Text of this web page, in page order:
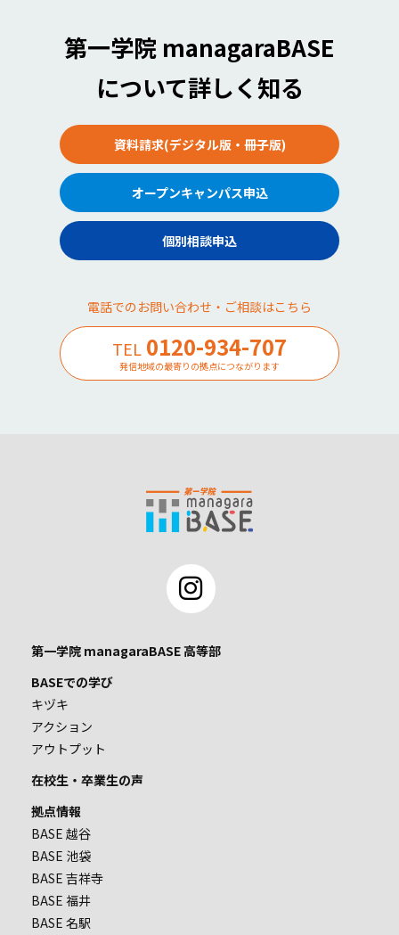
第一学院 managaraBASE
について詳しく知る
資料請求(デジタル版・冊子版)
オープンキャンパス申込
個別相談申込
電話でのお問い合わせ・ご相談はこちら
TEL 0120-934-707
発信地域の最寄りの拠点につながります
第一学院 managaraBASE 高等部
BASEでの学び
キヅキ
アクション
アウトプット
在校生・卒業生の声
拠点情報
BASE 越谷
BASE 池袋
BASE 吉祥寺
BASE 福井
BASE 名駅